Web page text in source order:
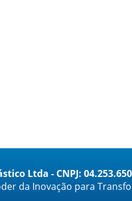
Ltda - CNPJ:
da Inovação para